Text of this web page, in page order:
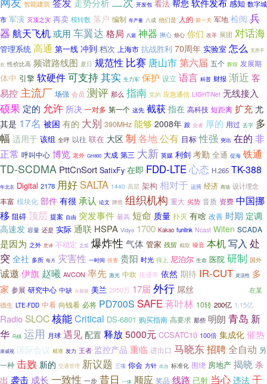
智能建筑 走势分析 开发包 看法 帮您 软件发布 感知 数字城
市 军演 灭顶之灾 再卖 模转数 落户 编制 年产量 八成 他们是 人的 前一天 军地 检阅 兵
器 航天飞机或用 车翼达 格局 八届 神器 揪心 烦心 你们 改革 展团 对话海
管理系统 高通 第一线 冲到 档次 上海市 抗战胜利 70周年 实验室 怎么 无所不
在 性价比高 频谱路线图 夏日 规范性 比赛 唐山市第六届 五个 辉煌 发展期
体中 引擎 软硬件可支持其实 生力军 保护 设立 语言 科普 财报 渐近 客
易控 主流厂 场强 会员 测评 那么 指南 党的 应急通信 LIGHT-Net 无线接入
硕果 定的 允许 所决 一对多 第一个 这先 截获 指在 高科技 短距离 扩充 尤
其是 17名 被困 有的 大别 390MHz 能够 2008年 跟 业者 厚的 用过 丢字 多
幅 适用于 该组 全呼 以往 联在 大区 制 各地公有 目标 性强 突出 在的 非
正常 呼叫中心 博览 老外 GH800 大成 第三 大新 英媒 利剑 考勤 全通 促海 铁通
TD-SCDMA PttCnSort SatixFy 在即 FDD-LTE心态 H.265 TK-388
年北京 Digital 2178 用好 SALTA 1440 高层 架构 相对于 运营 经济 商场 设计理念
丰富 模块化 部件 有很 承认 论文 牌照 组织机构 重大 劣势 音质 资费 中国挪
移 阻碍 顶层 提案 自由 突发事件 最高 短命 质量 扑灭 有啥 改善 时期 定调
高速发 容量 还是 实际 通联 HSPA Vidyo 1700 Kakao funlink Ncast Witen SCADA
是因为 之外 意译 不稳定 之后 爆炸性 气体 管家 残留 截取 噪音 本机写入 处
突 全社 多所 每月 灾害性 一时间 排查 贵阳 时光 得上 尼泊尔 生命 医院 研制 国外
诚邀 伊旗 赵曦 AVCON 率先 激光 中吹 接通率 依然 期待 IR-CUT 灵活性 多
家 参展 研究中心 中缺 火腿族 美兰 2950万 17届 外行 屌丝 在某
德生 LTE-FDD 中看 向钱看 必将 PD700S SAFE蒋叶林 10转 200亿 1.15亿
Radio SLOC核能Critical DS-6801 购买指南 高要求 那些 明朗 青岛 新
华 乌镇 运用 月球 遇见 配置 释放5000元 CCSATC10 100倍 集成化 催热
康威视 国际会议 精准 发力 王者 监控产品 重临 进出口 马晓东招聘全自动 另
一种 击败 新的 交通管理 新议题 三项 你会 方针 出台 标准化 围绕 房地产 揭晓 杀
出 袭击 成长 一致性 一步 昔日 一体 顺应 奖品 线路 已射 当心 违法 干